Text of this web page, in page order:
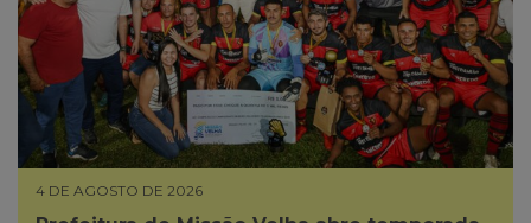
4 DE AGOSTO DE 2026